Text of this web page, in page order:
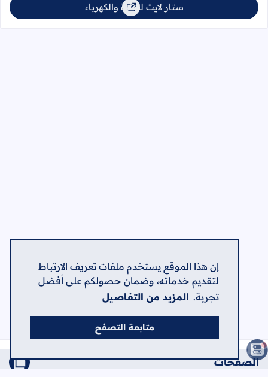
إن هذا الموقع يستخدم ملفات تعريف الارتباط
لتقديم خدماته، وضمان حصولكم على أفضل
تجربة. المزيد من التفاصيل
متابعة التصفح
ستار لايت للإنارة والكهرباء
الصفحات